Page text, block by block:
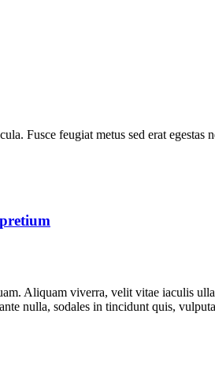
Fusce feugiat metus sed erat
Aliquam viverra, velit vitae iaculis
nulla, sodales in tincidunt quis,